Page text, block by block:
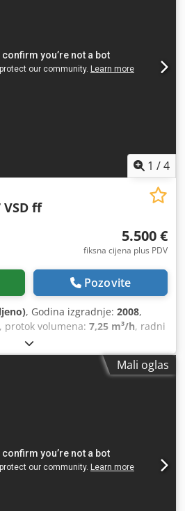
1 /4
VSD ff
5.500 €
fiksna cijena plus PDV
Pozovite
, Godina izgradnje: 2008,
, protok volumena: 7,25 m³/h, radni
napon:
Mali oglas